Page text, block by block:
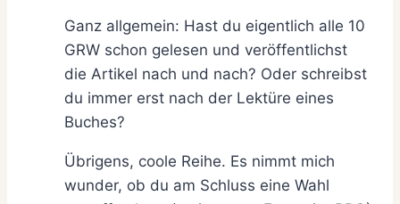
Ganz allgemein: Hast du eigentlich alle 10
GRW schon gelesen und veröffentlichst
die Artikel nach und nach? Oder schreibst
du immer erst nach der Lektüre eines
Buches?
Übrigens, coole Reihe. Es nimmt mich
wunder, ob du am Schluss eine Wahl